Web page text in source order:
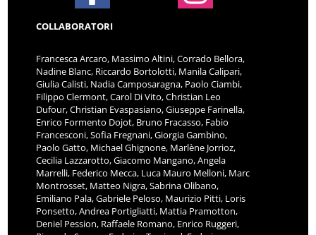
COLLABORATORI
Francesca Arcaro, Massimo Altini, Corrado Bellora,
Nadine Blanc, Riccardo Bortolotti, Manila Calipari,
Giulia Calisti, Nadia Camposaragna, Paolo Ciambi,
Filippo Clermont, Carol Di Vito, Christian Leo
Dufour, Christian Evaspasiano, Giuseppe Farinella,
Enrico Formento Dojot, Bruno Fracasso, Fabio
Francesconi, Sofia Fregnani, Giorgia Gambino,
Paolo Gatto, Michael Ghignone, Marlène Jorrioz,
Cecilia Lazzarotto, Giacomo Mangano, Angela
Marrelli, Federico Mecca, Luca Mauro Melloni, Marc
Montrosset, Matteo Nigra, Sabrina Olibano,
Emiliano Pala, Gabriele Peloso, Maurizio Pitti, Loris
Ponsetto, Andrea Portigliatti, Mattia Pramotton,
Deniel Pession, Raffaele Romano, Enrico Ruggeri,